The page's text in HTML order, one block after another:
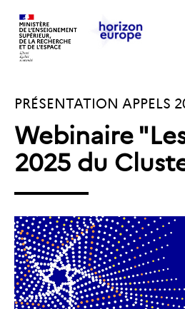
la
page
d'accueil
page
d'accueil
PRÉSENTATION APPELS
Webinaire
2025 du